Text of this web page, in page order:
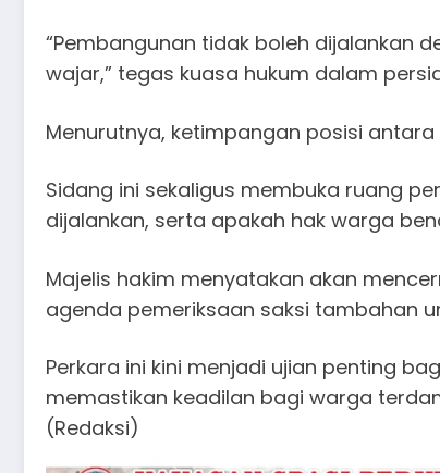
“Pembangunan tidak boleh dijalankan
wajar,” tegas kuasa hukum dalam
Menurutnya, ketimpangan posisi
Sidang ini sekaligus membuka ruang
dijalankan, serta apakah hak warga
Majelis hakim menyatakan akan
agenda pemeriksaan saksi tambahan
Perkara ini kini menjadi ujian penting
memastikan keadilan bagi warga
(Redaksi)